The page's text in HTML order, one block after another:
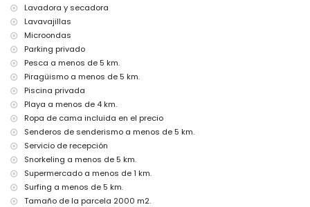
Museo (Histórico de Xàbia, Xàbia), iglesia (Virgen de Loreto,
Puerto, Xàbia), ruina (Molinos de Viento, Xàbia), monumento
(Pueblo de Xàbia, Xàbia), edificio arquitectónico (Pueblo de Xàbia,
Xàbia), lugar histórico (Pueblo de Xàbia y Xàbia) (a menos de 5
kilómetros del alojamiento)
Castillo (Portal de la Vila y Dénia) (a menos de 10 kilómetros del
alojamiento)
Deportes
Tenis, golf (La Sella, Dénia), equitación, senderismo, ciclismo de
montaña, ciclismo, escalada, canoa, kayak, pesca, buceo, snorkel,
surf y windsurf (a menos de 5 kilómetros de la villa)
Lavadora y secadora
Lavavajillas
Microondas
Parking privado
Pesca a menos de 5 km.
Piragüismo a menos de 5 km.
Piscina privada
Playa a menos de 4 km.
Ropa de cama incluida en el precio
Senderos de senderismo a menos de 5 km.
Servicio de recepción
Snorkeling a menos de 5 km.
Supermercado a menos de 1 km.
Surfing a menos de 5 km.
Tamaño de la parcela 2000 m2.